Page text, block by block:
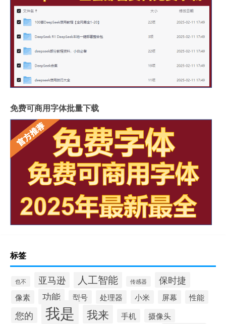
免费可商用字体批量下载
标签
也不 亚马逊 人工智能 传感器 保时捷
像素 功能 型号 处理器 小米 屏幕 性能
您的 我是 我来 手机
摄像头